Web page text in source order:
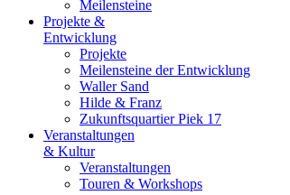
Meilensteine
Projekte &
Entwicklung
Projekte
Meilensteine der Entwicklung
Waller Sand
Hilde & Franz
Zukunftsquartier Piek 17
Veranstaltungen
& Kultur
Veranstaltungen
Touren & Workshops